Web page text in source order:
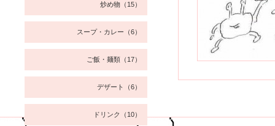
炒め物（15）
スープ・カレー（6）
ご飯・麺類（17）
デザート（6）
ドリンク（10）